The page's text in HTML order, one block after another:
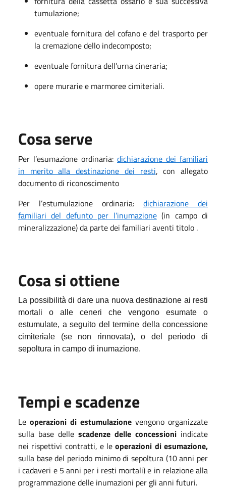
tumulazione;
eventuale fornitura del cofano e del trasporto per
la cremazione dello indecomposto;
eventuale fornitura dell’urna cineraria;
opere murarie e marmoree cimiteriali.
Cosa serve
Per l’esumazione ordinaria: dichiarazione dei familiari
in merito alla destinazione dei resti, con allegato
documento di riconoscimento
Per l’estumulazione ordinaria: dichiarazione dei
familiari del defunto per l’inumazione(in campo di
mineralizzazione) da parte dei familiari aventi titolo .
Cosa si ottiene
La possibilità di dare una nuova destinazione ai resti
mortali o alle ceneri che vengono esumate o
estumulate, a seguito del termine della concessione
cimiteriale (se non rinnovata), o del periodo di
sepoltura in campo di inumazione.
Tempi e scadenze
Le operazioni di estumulazione vengono organizzate
sulla base delle scadenze delle concessioni indicate
nei rispettivi contratti, e leoperazioni di esumazione,
sulla base del periodo minimo di sepoltura (10 anni per
i cadaveri e 5 anni per i resti mortali) e in relazione alla
programmazione delle inumazioni per gli anni futuri.